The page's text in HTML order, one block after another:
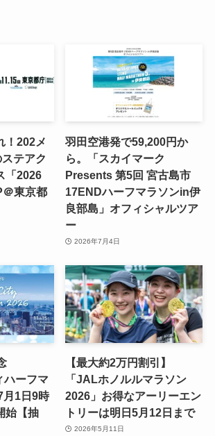
！202メ
テアク
「2026
東京都
羽田空港発で59,200円か
ら。「スカイマーク
Presents 第5回 宮古島市
17ENDハーフマラソンin伊
良部島」オフィシャルツア
ー
2026年7月4日
ハーフマ
月1日9時
始【抽
【最大約2万円割引】
「JALホノルルマラソン
2026」お得なアーリーエン
トリーは明日5月12日まで
2026年5月11日